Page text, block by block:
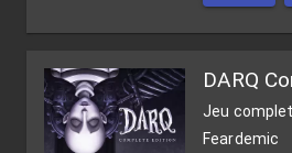
DARQ
Jeu complet
Feardemic